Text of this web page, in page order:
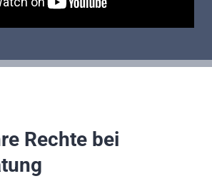
Rechte bei